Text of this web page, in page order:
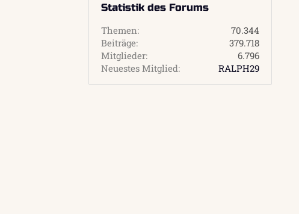
Statistik des Forums
Themen
70.344
Beiträge
379.718
Mitglieder
6.796
Neuestes Mitglied
RALPH29